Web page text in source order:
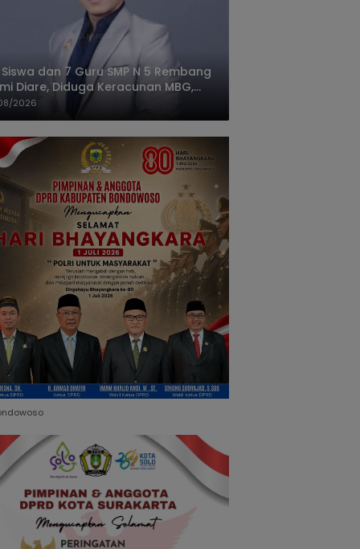
Siswa dan 7 Guru SMP N 5 Rembang
Diare, Diduga Keracunan MBG,
Harus Tanggung Jawab
2026